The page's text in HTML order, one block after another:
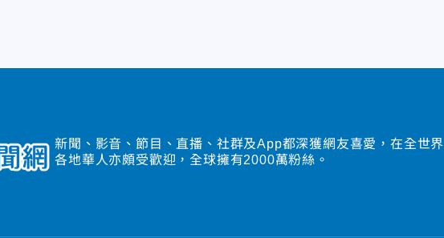
新聞、影音、節目、直播、社群及App都深獲網友喜愛，在全世界
各地華人亦頗受歡迎，全球擁有2000萬粉絲。